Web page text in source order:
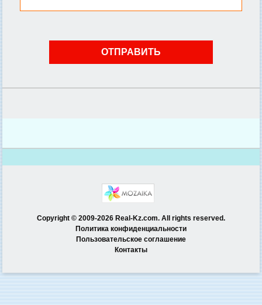
Copyright © 2009-2026 Real-Kz.com. All rights reserved.
Политика конфиденциальности
Пользовательское соглашение
Контакты